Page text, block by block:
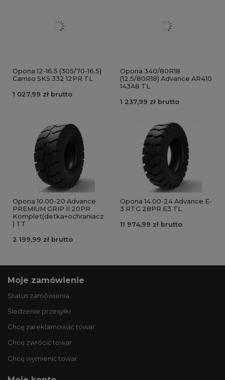
Opona 12-16.5 (305/70-16.5)
Camso SKS 332 12PR TL
1 027,99 zł brutto
Opona 340/80R18
(12.5/80R18) Advance AR410
143A8 TL
1 237,99 zł brutto
Opona 10.00-20 Advance
PREMIUM GRIP II 20PR
Komplet(detka+ochraniacz
) TT
2 199,99 zł brutto
Opona 14.00-24 Advance E-
3 RTG 28PR E3 TL
11 974,99 zł brutto
Moje zamówienie
Status zamówienia
Śledzenie przesyłki
Chcę zareklamować towar
Chcę zwrócić towar
Chcę wymienić towar